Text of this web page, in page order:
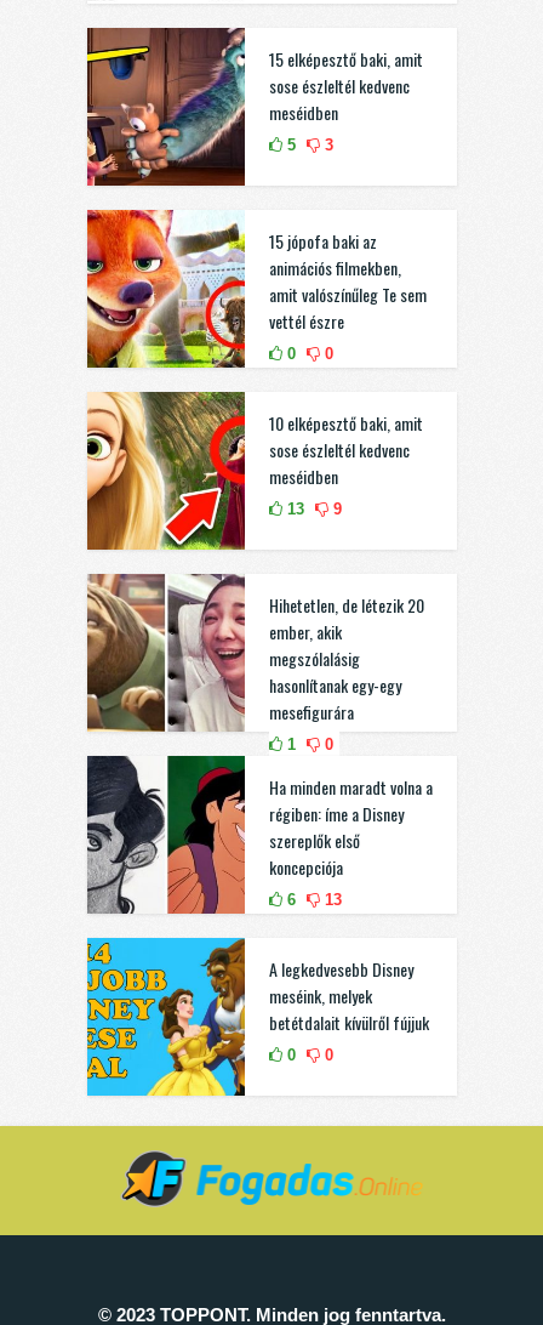
15 elképesztő baki, amit
sose észleltél kedvenc
meséidben
5 3
15 jópofa baki az
animációs filmekben,
amit valószínűleg Te sem
vettél észre
0 0
10 elképesztő baki, amit
sose észleltél kedvenc
meséidben
13 9
Hihetetlen, de létezik 20
ember, akik
megszólalásig
hasonlítanak egy-egy
mesefigurára
1 0
Ha minden maradt volna a
régiben: íme a Disney
szereplők első
koncepciója
6 13
A legkedvesebb Disney
meséink, melyek
betétdalait kívülről fújjuk
0 0
© 2023 TOPPONT. Minden jog fenntartva.